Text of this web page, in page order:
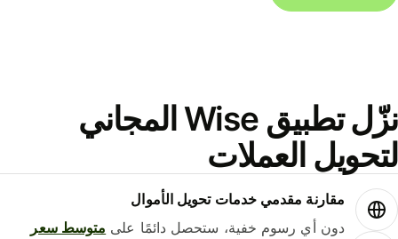
نزّل تطبيق Wise المجاني
العملات
مقارنة مقدمي خدمات تحويل الأموال
دون أي رسوم خفية، ستحصل دائمًا علىمتوسط ​​سعر